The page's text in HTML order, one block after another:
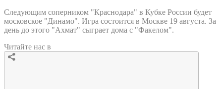
Следующим соперником "Краснодара" в Кубке России будет
московское "Динамо". Игра состоится в Москве 19 августа. За
день до этого "Ахмат" сыграет дома с "Факелом".
Читайте нас в